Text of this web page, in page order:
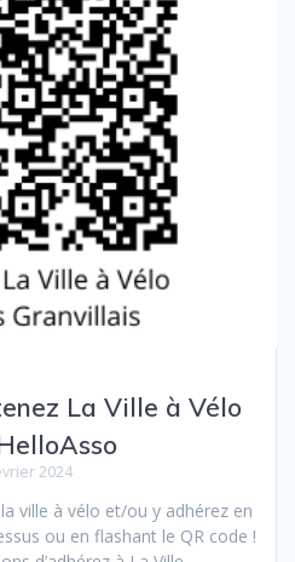
La Ville à Vélo
2024
ville à vélo et/ou y adhérez en
ou en flashant le QR code !